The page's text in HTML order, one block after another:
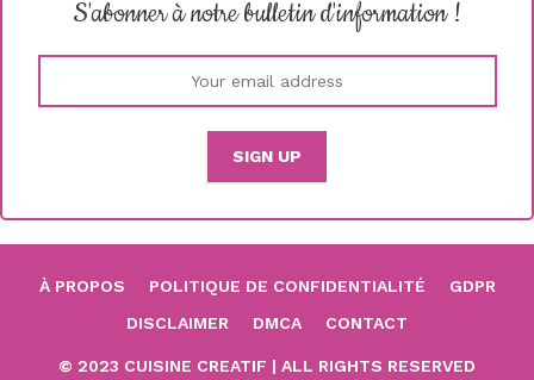
S'abonner à notre bulletin d'information !
À PROPOS POLITIQUE DE CONFIDENTIALITÉ
GDPR
DISCLAIMER
DMCA CONTACT
© 2023 CUISINE CREATIF | ALL RIGHTS RESERVED